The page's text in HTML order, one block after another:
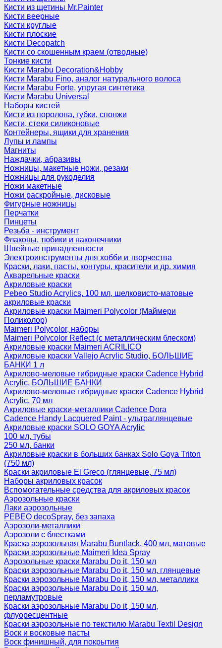
Кисти из щетины Mr.Painter
Кисти веерные
Кисти круглые
Кисти плоские
Кисти Decopatch
Кисти со скошенным краем (отводные)
Тонкие кисти
Кисти Marabu Decoration&Hobby
Кисти Marabu Fino, аналог натурального волоса
Кисти Marabu Forte, упругая синтетика
Кисти Marabu Universal
Наборы кистей
Кисти из поролона, губки, спонжи
Кисти, стеки силиконовые
Контейнеры, ящики для хранения
Лупы и лампы
Магниты
Наждачки, абразивы
Ножницы, макетные ножи, резаки
Ножницы для рукоделия
Ножи макетные
Ножи раскройные, дисковые
Фигурные ножницы
Перчатки
Пинцеты
Резьба - инструмент
Флаконы, тюбики и наконечники
Швейные принадлежности
Электроинструменты для хобби и творчества
Краски, лаки, пасты, контуры, красители и др. химия
Акварельные краски
Акриловые краски
Pebeo Studio Acrylics, 100 мл, шелковисто-матовые
акриловые краски
Акриловые краски Maimeri Polycolor (Маймери
Поликолор)
Maimeri Polycolor, наборы
Maimeri Polycolor Reflect (с металлическим блеском)
Акриловые краски Maimeri ACRILICO
Акриловые краски Vallejo Acrylic Studio, БОЛЬШИЕ
БАНКИ 1 л
Акрилово-меловые гибридные краски Cadence Hybrid
Acrylic, БОЛЬШИЕ БАНКИ
Акрилово-меловые гибридные краски Cadence Hybrid
Acrylic, 70 мл
Акриловые краски-металлики Cadence Dora
Cadence Handy Lacquered Paint - ультраглянцевые
Акриловые краски SOLO GOYA Acrylic
100 мл, тубы
250 мл, банки
Акриловые краски в больших банках Solo Goya Triton
(750 мл)
Краски акриловые El Greco (глянцевые, 75 мл)
Наборы акриловых красок
Вспомогательные средства для акриловых красок
Аэрозольные краски
Лаки аэрозольные
PEBEO decoSpray, без запаха
Аэрозоли-металлики
Аэрозоли с блестками
Краска аэрозольная Marabu Buntlack, 400 мл, матовые
Краски аэрозольные Maimeri Idea Spray
Аэрозольные краски Marabu Do it, 150 мл
Краски аэрозольные Marabu Do it, 150 мл, глянцевые
Краски аэрозольные Marabu Do it, 150 мл, металлики
Краски аэрозольные Marabu Do it, 150 мл,
перламутровые
Краски аэрозольные Marabu Do it, 150 мл,
флуоресцентные
Краски аэрозольные по текстилю Marabu Textil Design
Воск и восковые пасты
Воск финишный, для покрытия